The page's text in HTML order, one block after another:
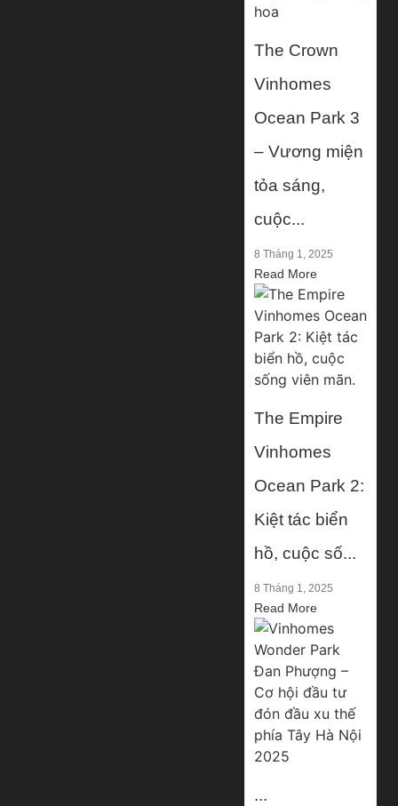
The Crown
Vinhomes
Ocean Park 3
– Vương miện
tỏa sáng,
cuộc...
8 Tháng 1, 2025
Read More
The Empire
Vinhomes
Ocean Park 2:
Kiệt tác biển
hồ, cuộc số...
8 Tháng 1, 2025
Read More
...